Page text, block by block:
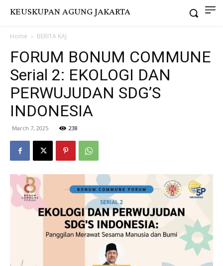
KEUSKUPAN AGUNG JAKARTA
Home BERITA KAJ
FORUM BONUM COMMUNE
Serial 2: EKOLOGI DAN
PERWUJUDAN SDG’S
INDONESIA
March 7, 2025 238